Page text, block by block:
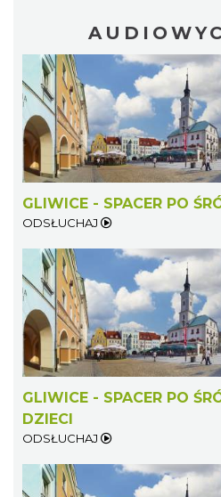
GLIWICE - SPACER PO
ODSŁUCHAJ
GLIWICE - SPACER PO
DZIECI
ODSŁUCHAJ